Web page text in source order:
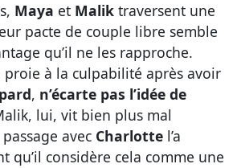
Maya et Malik traversent une
pacte de couple libre semble
qu’il ne les rapproche.
proie à la culpabilité après avoir
, n’écarte pas l’idée de
lui, vit bien plus mal
avec Charlotte l’a
qu’il considère cela comme une